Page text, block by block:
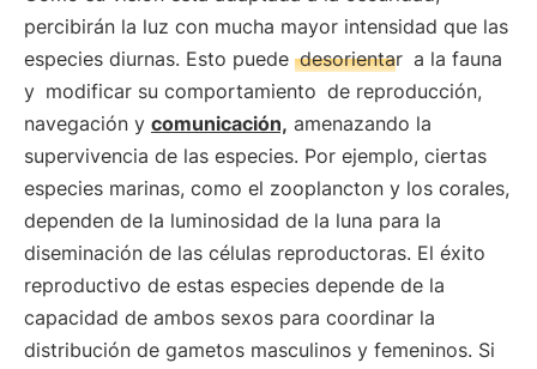
percibirán la luz con mucha mayor intensidad que las
especies diurnas. Esto puede desorientar a la fauna
y modificar su comportamiento de reproducción,
navegación y comunicación, amenazando la
supervivencia de las especies. Por ejemplo, ciertas
especies marinas, como el zooplancton y los corales,
dependen de la luminosidad de la luna para la
diseminación de las células reproductoras. El éxito
reproductivo de estas especies depende de la
capacidad de ambos sexos para coordinar la
distribución de gametos masculinos y femeninos. Si